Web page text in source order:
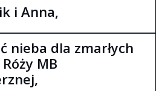
i Anna,
nieba dla zmarłych
MB